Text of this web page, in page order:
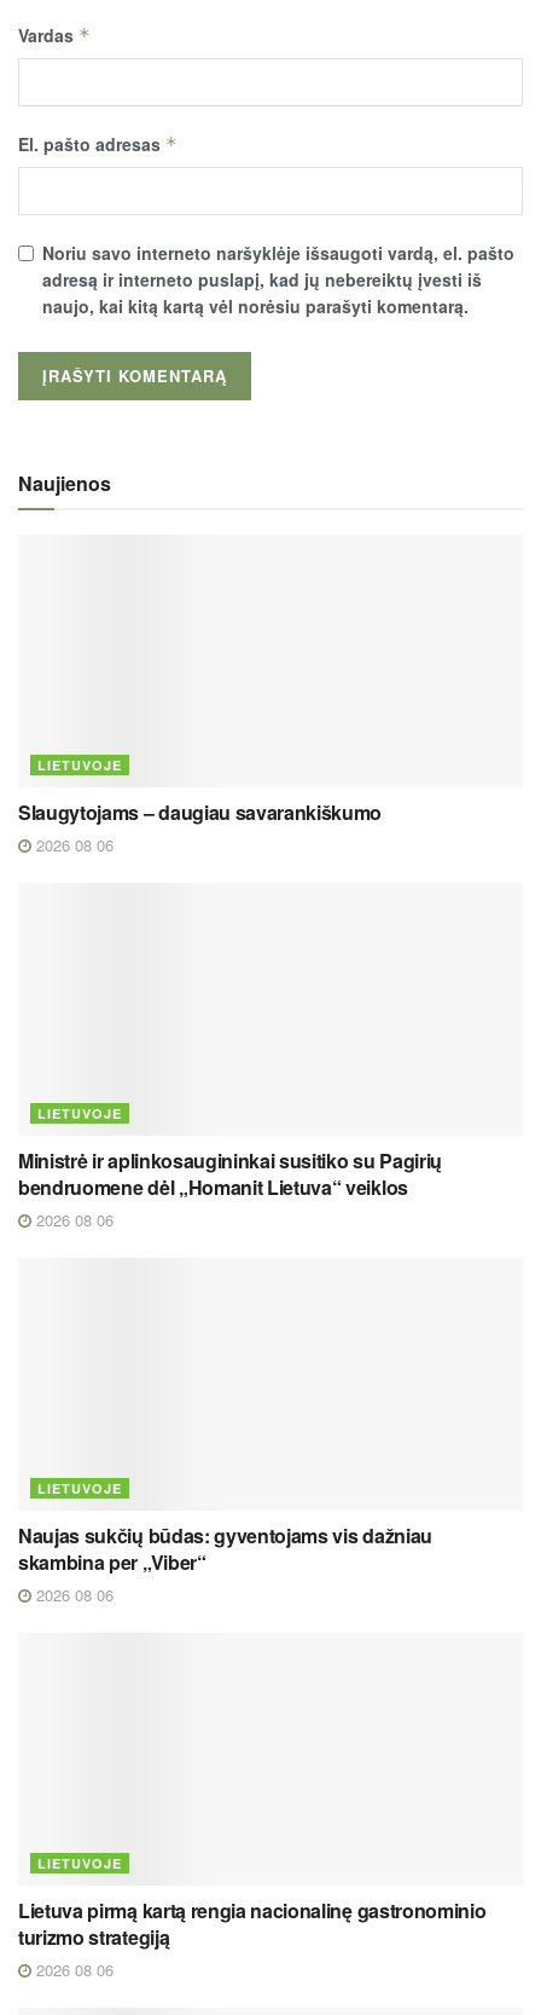
Vardas *
El. pašto adresas *
Noriu savo interneto naršyklėje išsaugoti vardą, el. pašto
adresą ir interneto puslapį, kad jų nebereiktų įvesti iš
naujo, kai kitą kartą vėl norėsiu parašyti komentarą.
Naujienos
LIETUVOJE
Slaugytojams – daugiau savarankiškumo
2026 08 06
LIETUVOJE
Ministrė ir aplinkosaugininkai susitiko su Pagirių
bendruomene dėl „Homanit Lietuva“ veiklos
2026 08 06
LIETUVOJE
Naujas sukčių būdas: gyventojams vis dažniau
skambina per „Viber“
2026 08 06
LIETUVOJE
Lietuva pirmą kartą rengia nacionalinę gastronominio
turizmo strategiją
2026 08 06